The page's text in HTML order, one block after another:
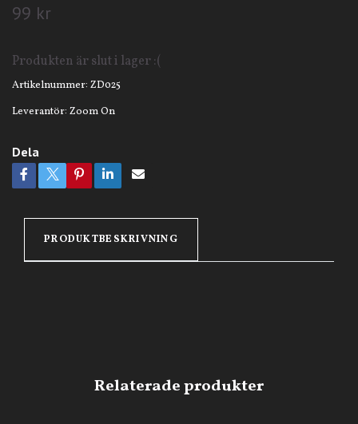
99 kr
Produkten är slut i lager :(
Artikelnummer: ZD025
Leverantör: Zoom On
Dela
PRODUKTBESKRIVNING